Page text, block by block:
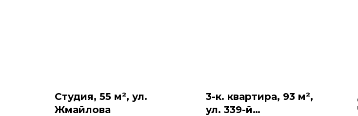
Студия, 55 м², ул.
Жмайлова
3-к. квартира, 93 м²,
ул. 339-й